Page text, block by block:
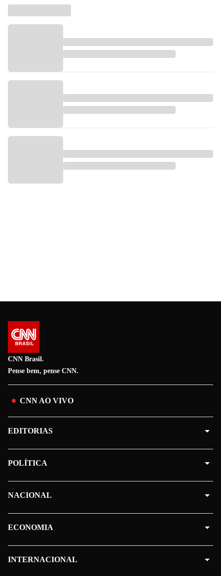
CNN Brasil.
Pense bem, pense CNN.
CNN AO VIVO
EDITORIAS
POLÍTICA
NACIONAL
ECONOMIA
INTERNACIONAL